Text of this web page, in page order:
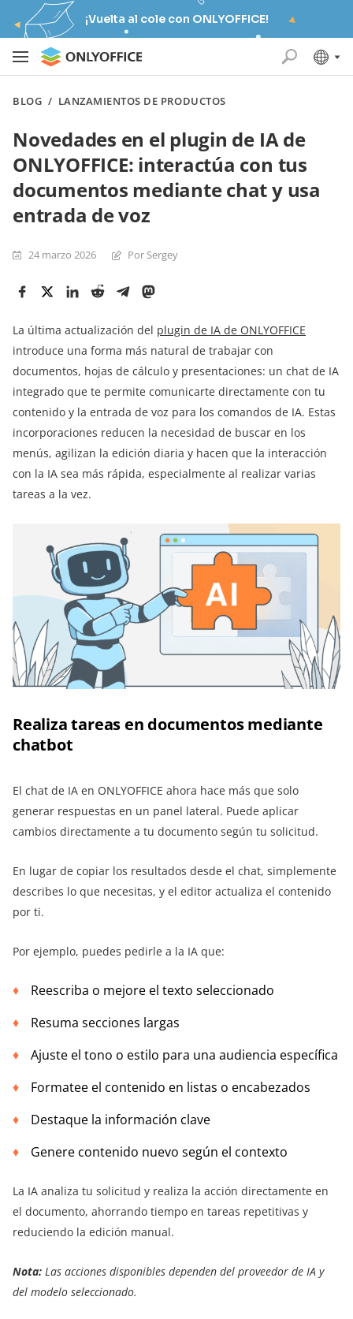
¡Vuelta al cole con ONLYOFFICE!
BLOG / LANZAMIENTOS DE PRODUCTOS
Novedades en el plugin de IA de
ONLYOFFICE: interactúa con tus
documentos mediante chat y usa
entrada de voz
24 marzo 2026 Por Sergey
La última actualización del plugin de IA de ONLYOFFICE
introduce una forma más natural de trabajar con
documentos, hojas de cálculo y presentaciones: un chat de IA
integrado que te permite comunicarte directamente con tu
contenido y la entrada de voz para los comandos de IA. Estas
incorporaciones reducen la necesidad de buscar en los
menús, agilizan la edición diaria y hacen que la interacción
con la IA sea más rápida, especialmente al realizar varias
tareas a la vez.
Realiza tareas en documentos mediante
chatbot
El chat de IA en ONLYOFFICE ahora hace más que solo
generar respuestas en un panel lateral. Puede aplicar
cambios directamente a tu documento según tu solicitud.
En lugar de copiar los resultados desde el chat, simplemente
describes lo que necesitas, y el editor actualiza el contenido
por ti.
Por ejemplo, puedes pedirle a la IA que:
Reescriba o mejore el texto seleccionado
Resuma secciones largas
Ajuste el tono o estilo para una audiencia específica
Formatee el contenido en listas o encabezados
Destaque la información clave
Genere contenido nuevo según el contexto
La IA analiza tu solicitud y realiza la acción directamente en
el documento, ahorrando tiempo en tareas repetitivas y
reduciendo la edición manual.
Nota: Las acciones disponibles dependen del proveedor de IA y
del modelo seleccionado.